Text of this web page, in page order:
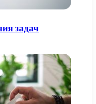
задач